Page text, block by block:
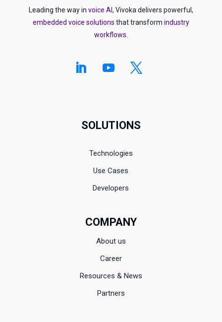
Leading the way in voice AI , Vivoka delivers powerful,
embedded voice solutions that transform industry
workflows
SOLUTIONS
Technologies
Use Cases
Developers
COMPANY
About us
Career
Resources & News
Partners